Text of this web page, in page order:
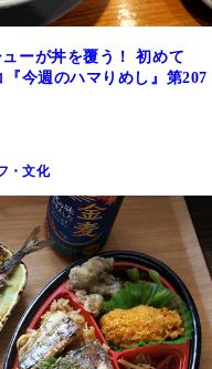
ーが丼を覆う！ 初めて
今週のハマりめし』第207
・文化